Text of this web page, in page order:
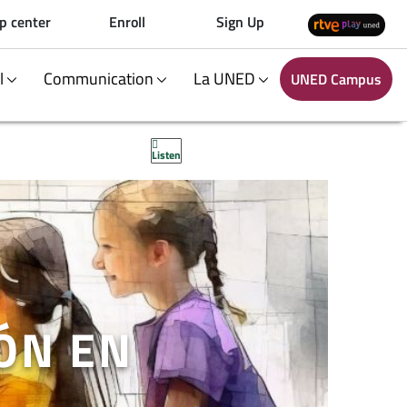
center Enroll Sign Up
Communication La UNED UNED Campus
Listen
EN